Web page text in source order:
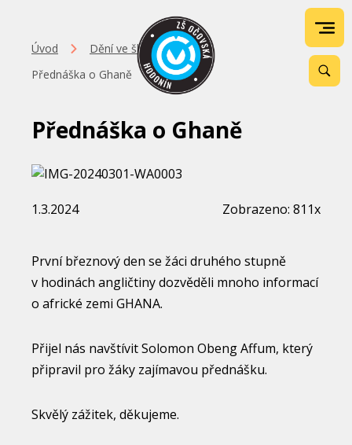
Úvod
Dění ve škole
Přednáška o Ghaně
Přednáška o Ghaně
1.3.2024 Zobrazeno: 811x
První březnový den se žáci druhého stupně
v hodinách angličtiny dozvěděli mnoho informací
o africké zemi GHANA.
Přijel nás navštívit Solomon Obeng Affum, který
připravil pro žáky zajímavou přednášku.
Skvělý zážitek, děkujeme.